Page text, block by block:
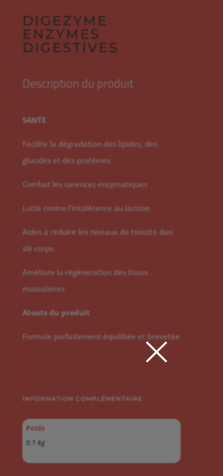
DIGEZYME
ENZYMES
DIGESTIVES
Description du produit
SANTE
Facilite la dégradation des lipides, des
glucides et des protéines
Combat les carences enzymatiques
Lutte contre l’intolérance au lactose
Aides à réduire les niveaux de toxicité dan
sle corps
Améliore la régénération des tissus
musculaires
Atouts du produit
Formule parfaitement équilibée et brevetée
INFORMATION COMPLÉMENTAIRE
Poids
0,1 kg
×